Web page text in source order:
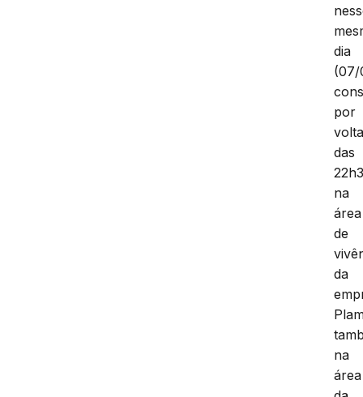
dia
(07/
por
das
na
área
de
da
na
área